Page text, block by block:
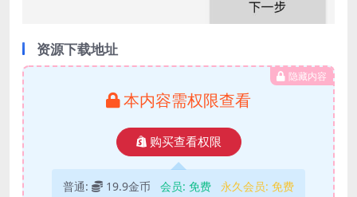
资源下载地址
隐藏内容
本内容需权限查看
购买查看权限
普通: 19.9金币 会员: 免费 永久会员: 免费